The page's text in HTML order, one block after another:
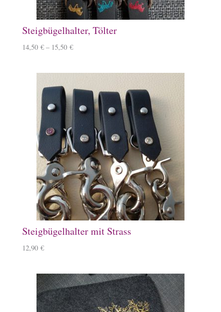
Steigbügelhalter, Tölter
14,50 € – 15,50 €
Steigbügelhalter mit Strass
12,90 €